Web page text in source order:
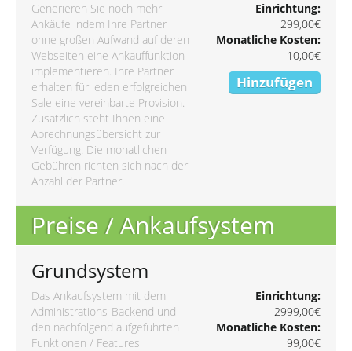
Generieren Sie noch mehr
Ankäufe indem Ihre Partner
ohne großen Aufwand auf deren
Webseiten eine Ankauffunktion
implementieren. Ihre Partner
erhalten für jeden erfolgreichen
Sale eine vereinbarte Provision.
Zusätzlich steht Ihnen eine
Abrechnungsübersicht zur
Verfügung. Die monatlichen
Gebühren richten sich nach der
Anzahl der Partner.
Einrichtung:
299,00€
Monatliche Kosten:
10,00€
Hinzufügen
Preise / Ankaufsystem
Grundsystem
Das Ankaufsystem mit dem
Administrations-Backend und
den nachfolgend aufgeführten
Funktionen / Features
Einrichtung:
2999,00€
Monatliche Kosten:
99,00€